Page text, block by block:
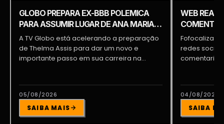
GLOBO PREPARA EX-BBB POLEMICA
PARA ASSUMIR LUGAR DE ANA MARIA
BRAGA E PATRÍCIA POETA
A TV Globo está acelerando a preparação
de Thelma Assis para dar um novo e
importante passo em sua carreira na...
05/08/2026
SAIBA MAIS
WEB
redes
04/08/2026
SAIBA